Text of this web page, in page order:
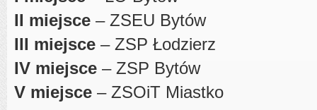
II miejsce – ZSEU Bytów
III miejsce – ZSP Łodzierz
IV miejsce – ZSP Bytów
V miejsce – ZSOiT Miastko